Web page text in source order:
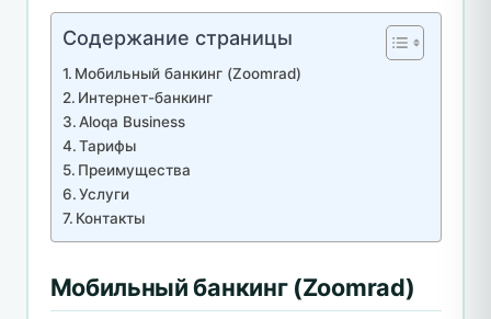
Содержание страницы
Мобильный банкинг (Zoomrad)
Интернет-банкинг
Aloqa Business
Тарифы
Преимущества
Услуги
Контакты
Мобильный банкинг (Zoomrad)